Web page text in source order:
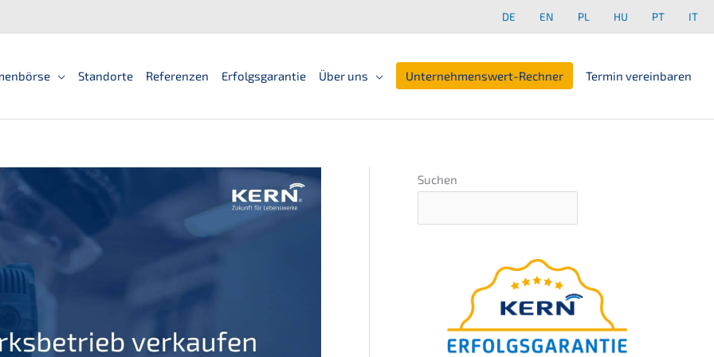
DE EN PL HU PT IT
Standorte Referen­zen Erfolgs­ga­ran­tie Über uns Unter­neh­mens­wert-Rechner Termin verein­ba­ren
Suchen